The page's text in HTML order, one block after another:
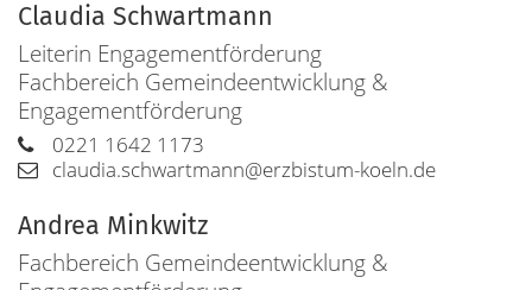
Claudia Schwartmann
Leiterin Engagementförderung
Fachbereich Gemeindeentwicklung &
Engagementförderung
0221 1642 1173
claudia.schwartmann@erzbistum-koeln.de
Andrea Minkwitz
Fachbereich Gemeindeentwicklung &